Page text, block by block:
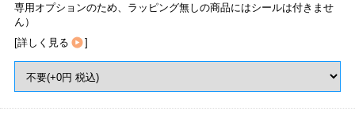
専用オプションのため、ラッピング無しの商品にはシールは付きませ
ん）
[詳しく見る ]